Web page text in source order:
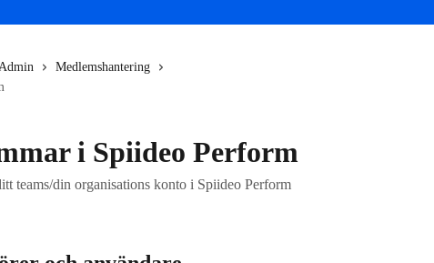
Medlemshantering
i Spiideo Perform
teams/din organisations konto i Spiideo Perform